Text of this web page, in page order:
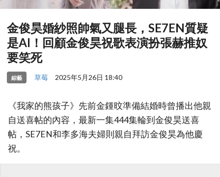
金俊昊婚紗照帥氣又腿長，SE7EN質疑
是AI！回顧金俊昊祝歌表演扮張赫推奴
要笑死
綜藝 草莓 2025年5月26日 18:40
《我家的熊孩子》先前金鍾旼準備結婚時曾播出他親
自送喜帖的內容，最新一集444集輪到金俊昊送喜
帖，SE7EN和李多海夫婦則親自拜訪金俊昊為他慶
祝。